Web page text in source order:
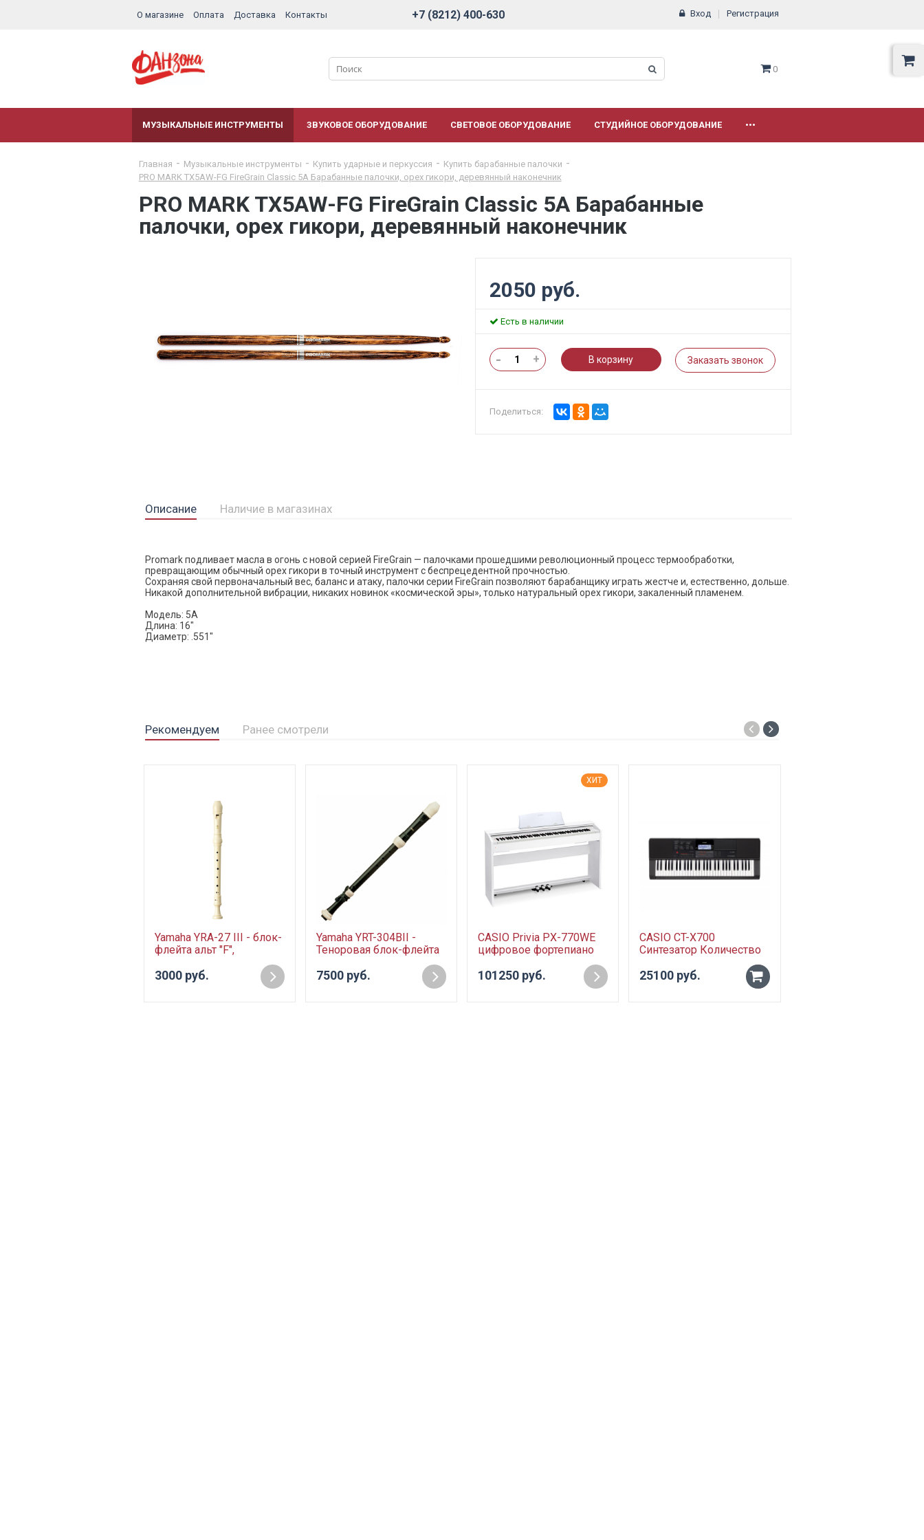
О магазине Оплата Доставка Контакты +7 (8212) 400-630 Вход Регистрация
0
МУЗЫКАЛЬНЫЕ ИНСТРУМЕНТЫ ЗВУКОВОЕ ОБОРУДОВАНИЕ СВЕТОВОЕ ОБОРУДОВАНИЕ СТУДИЙНОЕ ОБОРУДОВАНИЕ •••
Главная Музыкальные инструменты Купить ударные и перкуссия
Купить барабанные палочки
PRO MARK TX5AW-FG FireGrain Classic 5A Барабанные палочки, орех гикори, деревянный наконечник
PRO MARK TX5AW-FG FireGrain Classic 5A Барабанные
палочки, орех гикори, деревянный наконечник
2050 руб.
Есть в наличии
- + В корзину Заказать звонок
Поделиться:
Описание Наличие в магазинах
Promark подливает масла в огонь с новой серией FireGrain — палочками прошедшими революционный процесс термообработки,
превращающим обычный орех гикори в точный инструмент с беспрецедентной прочностью.
Сохраняя свой первоначальный вес, баланс и атаку, палочки серии FireGrain позволяют барабанщику играть жестче и, естественно, дольше.
Никакой дополнительной вибрации, никаких новинок «космической эры», только натуральный орех гикори, закаленный пламенем.
Модель: 5A
Длина: 16"
Диаметр: .551"
Рекомендуем Ранее смотрели
Yamaha YRA-27 III - блок-
флейта альт "F",
немецкая система, цвет
белый
3000 руб.
Yamaha YRT-304BII -
Теноровая блок-флейта
7500 руб.
ХИТ
CASIO Privia PX-770WE
цифровое фортепиано
101250 руб.
CASIO CT-X700
Синтезатор Количество
Максимальная
полифония: 48 Звуковой
25100 руб. -